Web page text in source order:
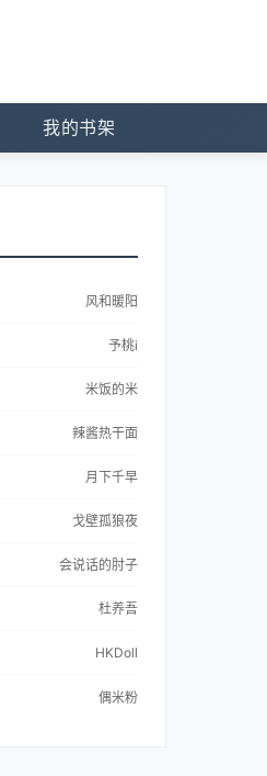
我的书架
风和暖阳
予桃i
米饭的米
辣酱热干面
月下千早
戈壁孤狼夜
会说话的肘子
杜养吾
HKDoll
偶米粉